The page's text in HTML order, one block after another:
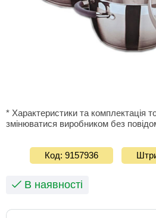
* Характеристики та комплектація
змінюватися виробником без
Код: 9157936
В наявності